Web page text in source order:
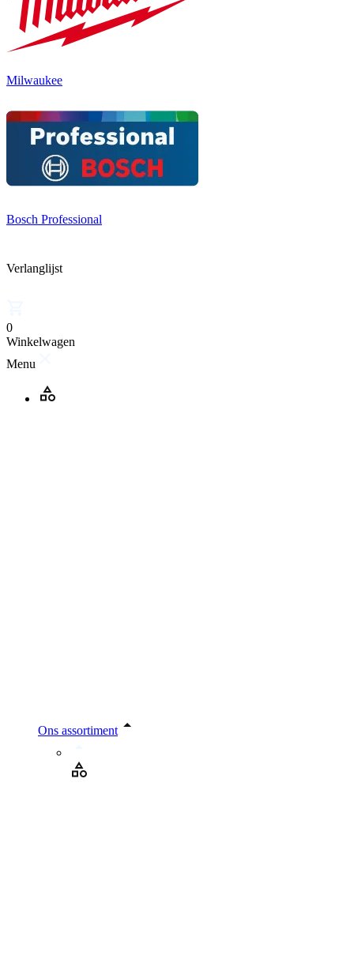
Milwaukee
Bosch Professional
Verlanglijst
0
Winkelwagen
Menu
Ons assortiment